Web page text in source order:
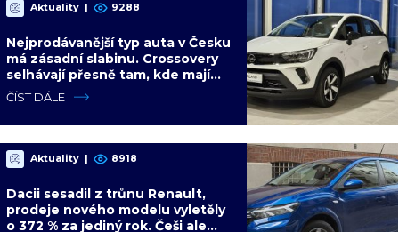
Aktuality | 9288
Nejprodávanější typ auta v Česku
má zásadní slabinu. Crossovery
selhávají přesně tam, kde mají
být nejsilnější
ČÍST DÁLE
Aktuality | 8918
Dacii sesadil z trůnu Renault,
prodeje nového modelu vyletěly
o 372 % za jediný rok. Češi ale